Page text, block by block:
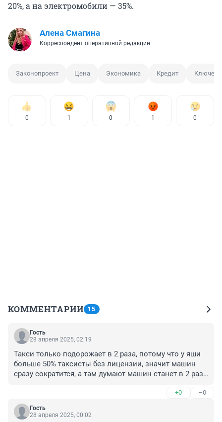
20%, а на электромобили — 35%.
Алена Смагина
Корреспондент оперативной редакции
Законопроект Цена Экономика Кредит
0 1 0 1 0
КОММЕНТАРИИ 15
Гость
28 апреля 2025, 02:19
Такси только подорожает в 2 раза, потому что у яши
больше 50% таксисты без лицензии, значит машин
сразу сократится, а там думают машин станет в 2 раза
+0 –0
Гость
28 апреля 2025, 00:02